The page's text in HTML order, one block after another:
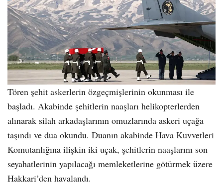
Tören şehit askerlerin özgeçmişlerinin okunması ile
başladı. Akabinde şehitlerin naaşları helikopterlerden
alınarak silah arkadaşlarının omuzlarında askeri uçağa
taşındı ve dua okundu. Duanın akabinde Hava Kuvvetleri
Komutanlığına ilişkin iki uçak, şehitlerin naaşlarını son
seyahatlerinin yapılacağı memleketlerine götürmek üzere
Hakkari’den havalandı.